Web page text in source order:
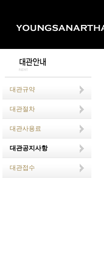
대관규약
대관절차
대관사용료
대관공지사항
대관접수